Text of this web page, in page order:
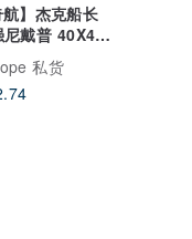
航】杰克船长
戴普 40X40
私货